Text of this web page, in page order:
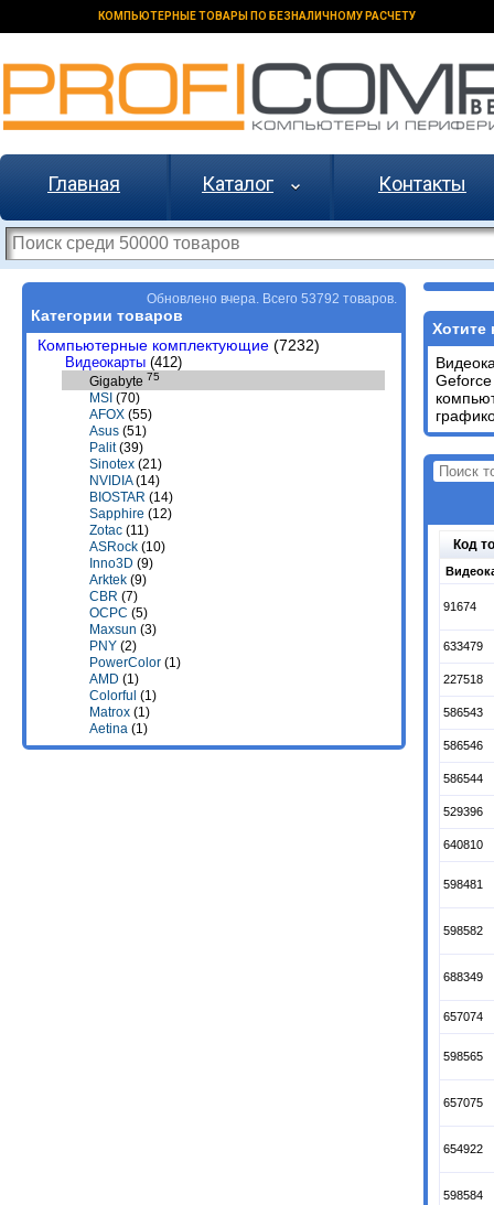
КОМПЬЮТЕРНЫЕ ТОВАРЫ ПО БЕЗНАЛИЧНОМУ РАСЧЕТУ
Главная Каталог Контакты
Обновлено вчера. Всего 53792 товаров.
Категории товаров
Компьютерные комплектующие (7232)
Видеокарты (412)
Gigabyte 75
MSI (70)
AFOX (55)
Asus (51)
Palit(39)
Sinotex (21)
NVIDIA(14)
BIOSTAR (14)
Sapphire (12)
Zotac (11)
ASRock (10)
Inno3D (9)
Arktek (9)
CBR (7)
OCPC (5)
Maxsun (3)
PNY (2)
PowerColor (1)
AMD (1)
Colorful (1)
Matrox (1)
Aetina (1)
Хотите
Код
91674
633479
227518
586543
586546
586544
529396
640810
598481
598582
688349
657074
598565
657075
654922
598584